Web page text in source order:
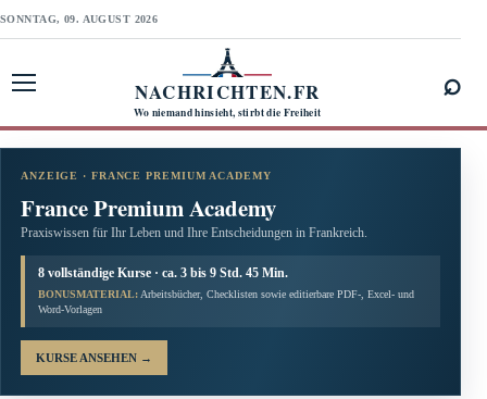
SONNTAG, 09. AUGUST 2026
NACHRICHTEN.FR
Wo niemand hinsieht, stirbt die Freiheit
⌕
ANZEIGE · FRANCE PREMIUM ACADEMY
France Premium Academy
Praxiswissen für Ihr Leben und Ihre Entscheidungen in Frankreich.
8 vollständige Kurse · ca. 3 bis 9 Std. 45 Min.
BONUSMATERIAL: Arbeitsbücher, Checklisten sowie editierbare PDF-, Excel- und
Word-Vorlagen
KURSE ANSEHEN →